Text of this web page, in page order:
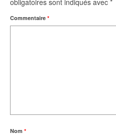
obligatoires sont indiqués avec *
Commentaire *
Nom *